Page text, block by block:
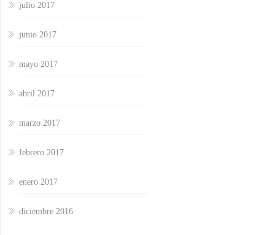
julio 2017
junio 2017
mayo 2017
abril 2017
marzo 2017
febrero 2017
enero 2017
diciembre 2016